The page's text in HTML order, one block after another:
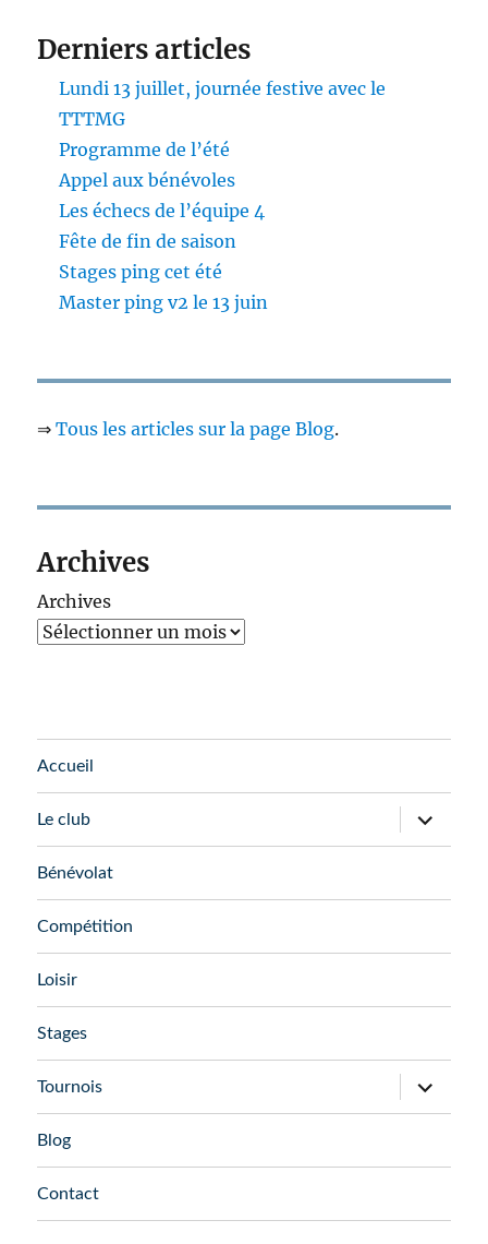
Derniers articles
Lundi 13 juillet, journée festive avec le
TTTMG
Programme de l’été
Appel aux bénévoles
Les échecs de l’équipe 4
Fête de fin de saison
Stages ping cet été
Master ping v2 le 13 juin
⇒Tous les articles sur la page Blog.
Archives
Archives
Accueil
Le club
ouvrir
le
sous-
Bénévolat
Compétition
Loisir
Stages
Tournois
ouvrir
le
sous-
Blog
Contact